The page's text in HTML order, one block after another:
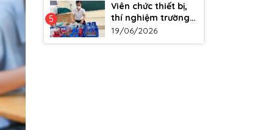
5
Viên chức thiết bị,
thí nghiệm trường
học mong mỏi
nhận truy lĩnh phụ
19/06/2026